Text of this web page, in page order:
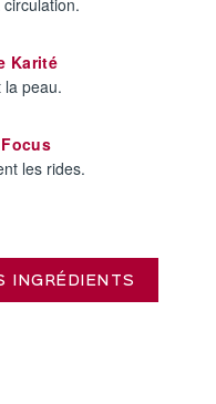
Karité
peau.
les rides.
INGRÉDIENTS